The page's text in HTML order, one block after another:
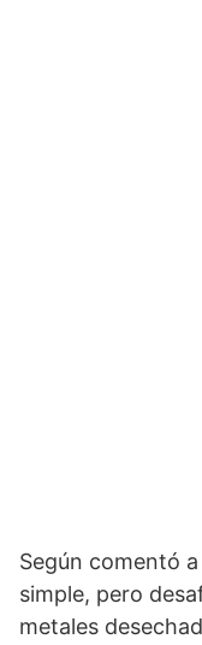
Según comentó a
simple, pero
metales